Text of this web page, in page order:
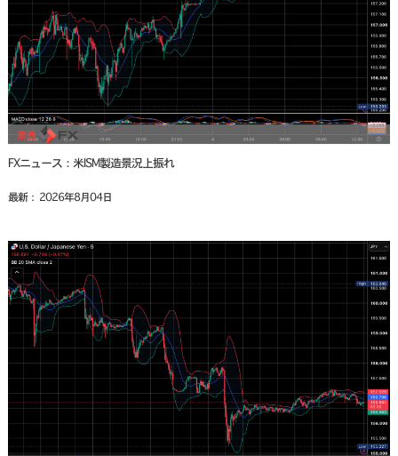
FXニュース：米ISM製造景況上振れ
最新： 2026年8月04日